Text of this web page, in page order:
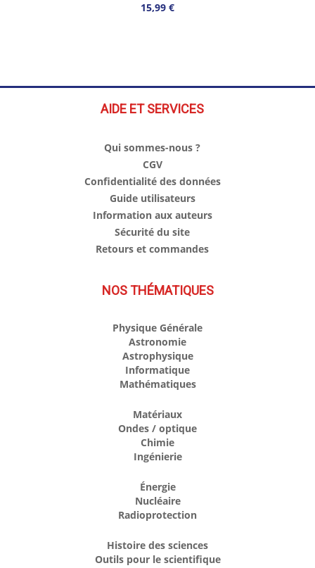
15,99 €
AIDE ET SERVICES
Qui sommes-nous ?
CGV
Confidentialité des données
Guide utilisateurs
Information aux auteurs
Sécurité du site
Retours et commandes
NOS THÉMATIQUES
Physique Générale
Astronomie
Astrophysique
Informatique
Mathématiques
Matériaux
Ondes / optique
Chimie
Ingénierie
Énergie
Nucléaire
Radioprotection
Histoire des sciences
Outils pour le scientifique